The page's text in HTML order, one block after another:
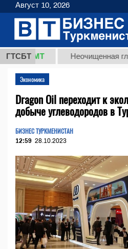
ГТСБТ
ТМТ Неочищенная
Экономика
Dragon Oil переходит к
добыче углеводородов в
БИЗНЕС ТУРКМЕНИСТАН
12:59 28.10.2023
Август 10, 2026